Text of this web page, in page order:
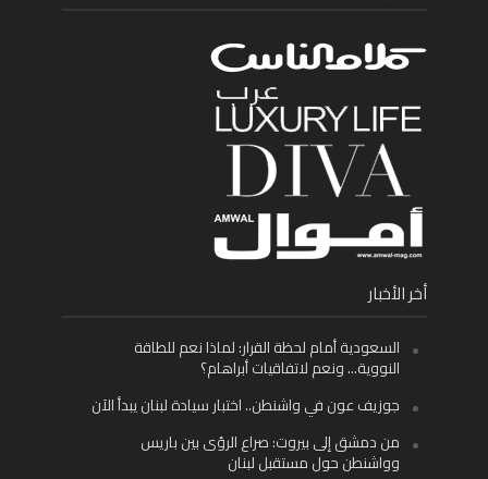
أخر الأخبار
السعودية أمام لحظة القرار: لماذا نعم للطاقة
النووية… ونعم لاتفاقيات أبراهام؟
جوزيف عون في واشنطن.. اختبار سيادة لبنان يبدأ الآن
من دمشق إلى بيروت: صراع الرؤى بين باريس
وواشنطن حول مستقبل لبنان